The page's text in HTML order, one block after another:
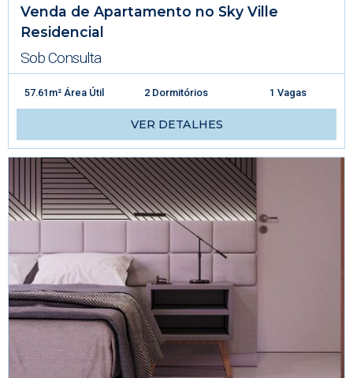
Venda de Apartamento no Sky Ville
Residencial
Sob Consulta
57.61m² Área Útil 2 Dormitórios 1 Vagas
VER DETALHES